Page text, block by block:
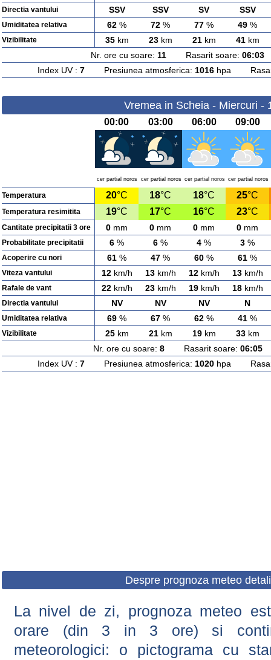
Directia vantului SSV SSV SV SSV
Umiditatea relativa 62 % 72 % 77 % 49 %
Vizibilitate 35km 23km 21km 41km
Nr. ore cu soare: 11 Rasarit soare: 06:03
Index UV : 7Presiunea atmosferica: 1016hpa
Vremea in Scheia - Miercuri -
00:00 03:00 06:00 09:00
cer partial noros cer partial noros cer partial noros cer partial noros
Temperatura 20°C 18°C 18°C 25°C
Temperatura resimitita 19°C 17°C 16°C 23°C
Cantitate precipitatii 3 ore 0 mm 0 mm 0 mm 0 mm
Probabilitate precipitatii 6 % 6 % 4 % 3 %
Acoperire cu nori 61 % 47 % 60 % 61 %
Viteza vantului 12km/h 13km/h 12km/h 13km/h
Rafale de vant 22km/h 23km/h 19km/h 18km/h
Directia vantului NV NV NV N
Umiditatea relativa 69 % 67 % 62 % 41 %
Vizibilitate 25km 21km 19km 33km
Nr. ore cu soare: 8Rasarit soare: 06:05
Index UV : 7Presiunea atmosferica: 1020hpa
Despre prognoza meteo
La nivel de zi, prognoza meteo
orare (din 3 in 3 ore) si
meteorologici: o pictograma cu